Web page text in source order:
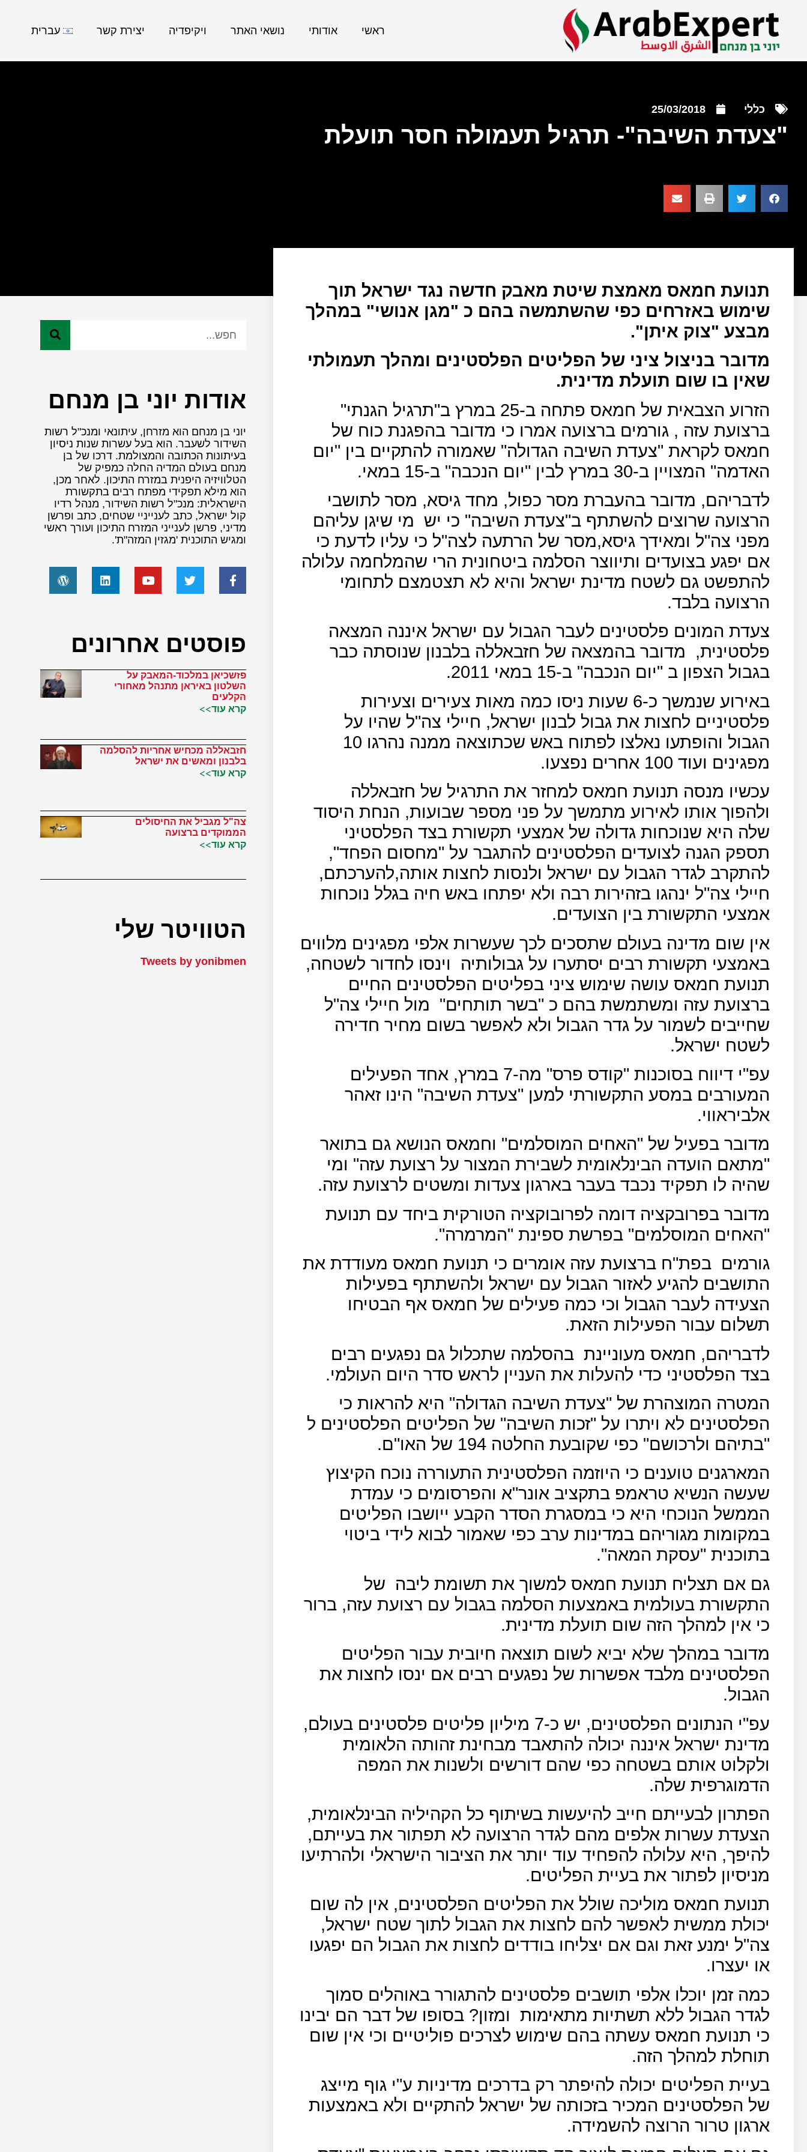
ראשי אודותי נושאי האתר ויקיפדיה יצירת קשר עברית
כללי 25/03/2018
"צעדת השיבה"- תרגיל תעמולה חסר תועלת
תנועת חמאס מאמצת שיטת מאבק חדשה נגד ישראל תוך
שימוש באזרחים כפי שהשתמשה בהם כ "מגן אנושי" במהלך
מבצע "צוק איתן".
מדובר בניצול ציני של הפליטים הפלסטינים ומהלך תעמולתי
שאין בו שום תועלת מדינית.
הזרוע הצבאית של חמאס פתחה ב-25 במרץ ב"תרגיל הגנתי"
ברצועת עזה , גורמים ברצועה אמרו כי מדובר בהפגנת כוח של
חמאס לקראת "צעדת השיבה הגדולה" שאמורה להתקיים בין "יום
האדמה" המצויין ב-30 במרץ לבין "יום הנכבה" ב-15 במאי.
לדבריהם, מדובר בהעברת מסר כפול, מחד גיסא, מסר לתושבי
הרצועה שרוצים להשתתף ב"צעדת השיבה" כי יש מי שיגן עליהם
מפני צה"ל ומאידך גיסא,מסר של הרתעה לצה"ל כי עליו לדעת כי
אם יפגע בצועדים ותיווצר הסלמה ביטחונית הרי שהמלחמה עלולה
להתפשט גם לשטח מדינת ישראל והיא לא תצטמצם לתחומי
הרצועה בלבד.
צעדת המונים פלסטינים לעבר הגבול עם ישראל איננה המצאה
פלסטינית,
מדובר בהמצאה של חזבאללה בלבנון שנוסתה כבר
בגבול הצפון ב "יום הנכבה" ב-15 במאי 2011.
באירוע שנמשך כ-6 שעות ניסו כמה מאות צעירים וצעירות
פלסטיניים לחצות את גבול לבנון ישראל, חיילי צה"ל שהיו על
הגבול והופתעו נאלצו לפתוח באש שכתוצאה ממנה נהרגו 10
מפגינים ועוד 100 אחרים נפצעו.
עכשיו מנסה תנועת חמאס למחזר את התרגיל של חזבאללה
ולהפוך אותו לאירוע מתמשך על פני מספר שבועות, הנחת היסוד
שלה היא שנוכחות גדולה של אמצעי תקשורת בצד הפלסטיני
תספק הגנה לצועדים הפלסטינים להתגבר על "מחסום הפחד",
להתקרב לגדר הגבול עם ישראל ולנסות לחצות אותה,להערכתם,
חיילי צה"ל ינהגו בזהירות רבה ולא יפתחו באש חיה בגלל נוכחות
אמצעי התקשורת בין הצועדים.
אין שום מדינה בעולם שתסכים לכך שעשרות אלפי מפגינים מלווים
באמצעי תקשורת רבים יסתערו על גבולותיה
וינסו לחדור לשטחה,
תנועת חמאס עושה שימוש ציני בפליטים הפלסטינים החיים
ברצועת עזה ומשתמשת בהם כ "בשר תותחים" מול חיילי צה"ל
שחייבים לשמור על גדר הגבול ולא לאפשר בשום מחיר חדירה
לשטח ישראל.
עפ"י דיווח בסוכנות "קודס פרס" מה-7 במרץ, אחד הפעילים
המעורבים במסע התקשורתי למען "צעדת השיבה" הינו זאהר
אלביראווי.
מדובר בפעיל של "האחים המוסלמים" וחמאס הנושא גם בתואר
"מתאם הועדה הבינלאומית לשבירת המצור על רצועת עזה" ומי
שהיה לו תפקיד נכבד בעבר בארגון צעדות ומשטים לרצועת עזה.
מדובר בפרובקציה דומה לפרובוקציה הטורקית ביחד עם תנועת
"האחים המוסלמים" בפרשת ספינת "המרמרה".
גורמים בפת"ח ברצועת עזה אומרים כי תנועת חמאס מעודדת את
התושבים להגיע לאזור הגבול עם ישראל ולהשתתף בפעילות
הצעידה לעבר הגבול וכי כמה פעילים של חמאס אף הבטיחו
תשלום עבור הפעילות הזאת.
לדבריהם, חמאס מעוניינת בהסלמה שתכלול גם נפגעים רבים
בצד הפלסטיני כדי להעלות את העניין לראש סדר היום העולמי.
המטרה המוצהרת של "צעדת השיבה הגדולה" היא להראות כי
הפלסטינים לא ויתרו על "זכות השיבה" של הפליטים הפלסטינים ל
"בתיהם ולרכושם" כפי שקובעת החלטה 194 של האו"ם.
המארגנים טוענים כי היוזמה הפלסטינית התעוררה נוכח הקיצוץ
שעשה הנשיא טראמפ בתקציב אונר"א והפרסומים כי עמדת
הממשל הנוכחי היא כי במסגרת הסדר הקבע ייושבו הפליטים
במקומות מגוריהם במדינות ערב כפי שאמור לבוא לידי ביטוי
בתוכנית "עסקת המאה".
גם אם תצליח תנועת חמאס למשוך את תשומת ליבה של
התקשורת בעולמית באמצעות הסלמה בגבול עם רצועת עזה, ברור
כי אין למהלך הזה שום תועלת מדינית.
מדובר במהלך שלא יביא לשום תוצאה חיובית עבור הפליטים
הפלסטינים מלבד אפשרות של נפגעים רבים אם ינסו לחצות את
הגבול.
עפ"י הנתונים הפלסטינים, יש כ-7 מיליון פליטים פלסטינים בעולם,
מדינת ישראל איננה יכולה להתאבד מבחינת זהותה הלאומית
ולקלוט אותם בשטחה כפי שהם דורשים ולשנות את המפה
הדמוגרפית שלה.
הפתרון לבעייתם חייב להיעשות בשיתוף כל הקהיליה הבינלאומית,
הצעדת עשרות אלפים מהם לגדר הרצועה לא תפתור את בעייתם,
להיפך, היא עלולה להפחיד עוד יותר את הציבור הישראלי ולהרתיעו
מניסיון לפתור את בעיית הפליטים.
תנועת חמאס מוליכה שולל את הפליטים הפלסטינים, אין לה שום
יכולת ממשית לאפשר להם לחצות את הגבול לתוך שטח ישראל,
צה"ל ימנע זאת וגם אם יצליחו בודדים לחצות את הגבול הם יפגעו
או יעצרו.
כמה זמן יוכלו אלפי תושבים פלסטינים להתגורר באוהלים סמוך
לגדר הגבול ללא תשתיות מתאימות ומזון? בסופו של דבר הם יבינו
כי תנועת חמאס עשתה בהם שימוש לצרכים פוליטיים וכי אין שום
תוחלת למהלך הזה.
בעיית הפליטים יכולה להיפתר רק בדרכים מדיניות ע"י גוף מייצג
של הפלסטינים המכיר בזכותה של ישראל להתקיים ולא באמצעות
ארגון טרור הרוצה להשמידה.
אודות יוני בן מנחם
יוני בן מנחם הוא מזרחן, עיתונאי ומנכ"ל רשות
השידור לשעבר. הוא בעל עשרות שנות ניסיון
בעיתונות הכתובה והמצולמת. דרכו של בן
מנחם בעולם המדיה החלה כמפיק של
הטלוויזיה היפנית במזרח התיכון. לאחר מכן,
הוא מילא תפקידי מפתח רבים בתקשורת
הישראלית: מנכ"ל רשות השידור, מנהל רדיו
קול ישראל, כתב לענייניי שטחים, כתב ופרשן
מדיני, פרשן לענייני המזרח התיכון ועורך ראשי
ומגיש התוכנית 'מגזין המזה"ת'.
פוסטים אחרונים
פזשכיאן במלכוד-המאבק על
השלטון באיראן מתנהל מאחורי
הקלעים
קרא עוד>>
חזבאללה מכחיש אחריות להסלמה
בלבנון ומאשים את ישראל
קרא עוד>>
צה"ל מגביל את החיסולים
הממוקדים ברצועה
קרא עוד>>
הטוויטר שלי
Tweets by yonibmen